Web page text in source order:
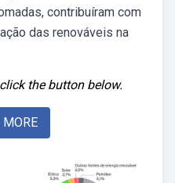
contribuíram com
das renováveis na
the button below.
MORE